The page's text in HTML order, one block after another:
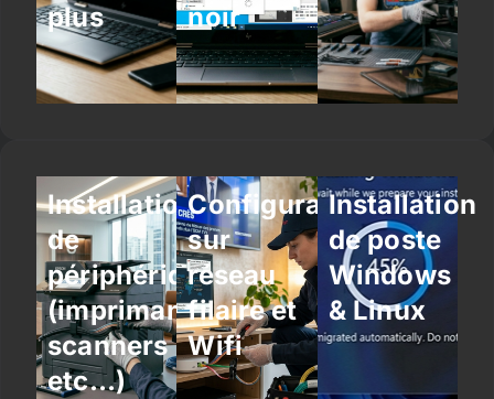
plus
noir
Installation
de
périphériques
(imprimantes,
scanners
etc…)
Configuration
sur
réseau
filaire et
Wifi
Installation
de poste
Windows
& Linux